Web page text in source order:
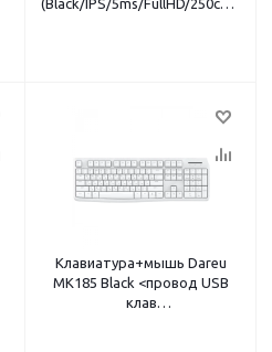
(Black/IPS/5ms/FullHD/250cd/
Клавиатура+мышь Dareu
MK185 Black <провод USB
клав